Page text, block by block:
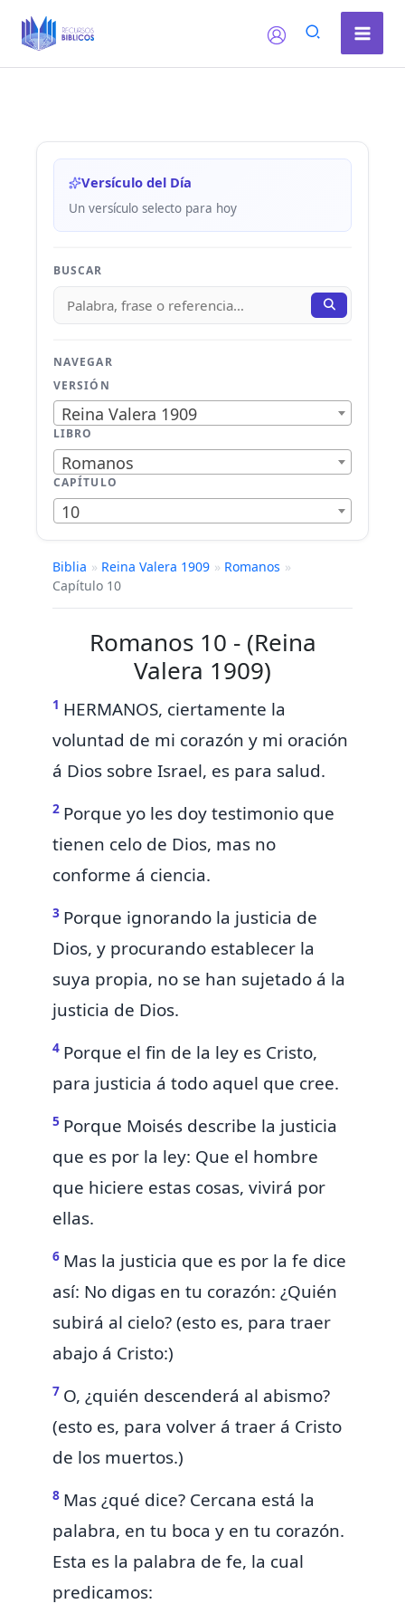
Versículo del Día
Un versículo selecto para hoy
BUSCAR
NAVEGAR
VERSIÓN
Reina Valera 1909
LIBRO
Romanos
CAPÍTULO
10
Biblia » Reina Valera 1909 » Romanos »
Capítulo 10
Romanos 10 - (Reina
Valera 1909)
1 HERMANOS, ciertamente la
voluntad de mi corazón y mi oración
á Dios sobre Israel, es para salud.
2 Porque yo les doy testimonio que
tienen celo de Dios, mas no
conforme á ciencia.
3 Porque ignorando la justicia de
Dios, y procurando establecer la
suya propia, no se han sujetado á la
justicia de Dios.
4 Porque el fin de la ley es Cristo,
para justicia á todo aquel que cree.
5 Porque Moisés describe la justicia
que es por la ley: Que el hombre
que hiciere estas cosas, vivirá por
ellas.
6 Mas la justicia que es por la fe dice
así: No digas en tu corazón: ¿Quién
subirá al cielo? (esto es, para traer
abajo á Cristo:)
7 O, ¿quién descenderá al abismo?
(esto es, para volver á traer á Cristo
de los muertos.)
8 Mas ¿qué dice? Cercana está la
palabra, en tu boca y en tu corazón.
Esta es la palabra de fe, la cual
predicamos: